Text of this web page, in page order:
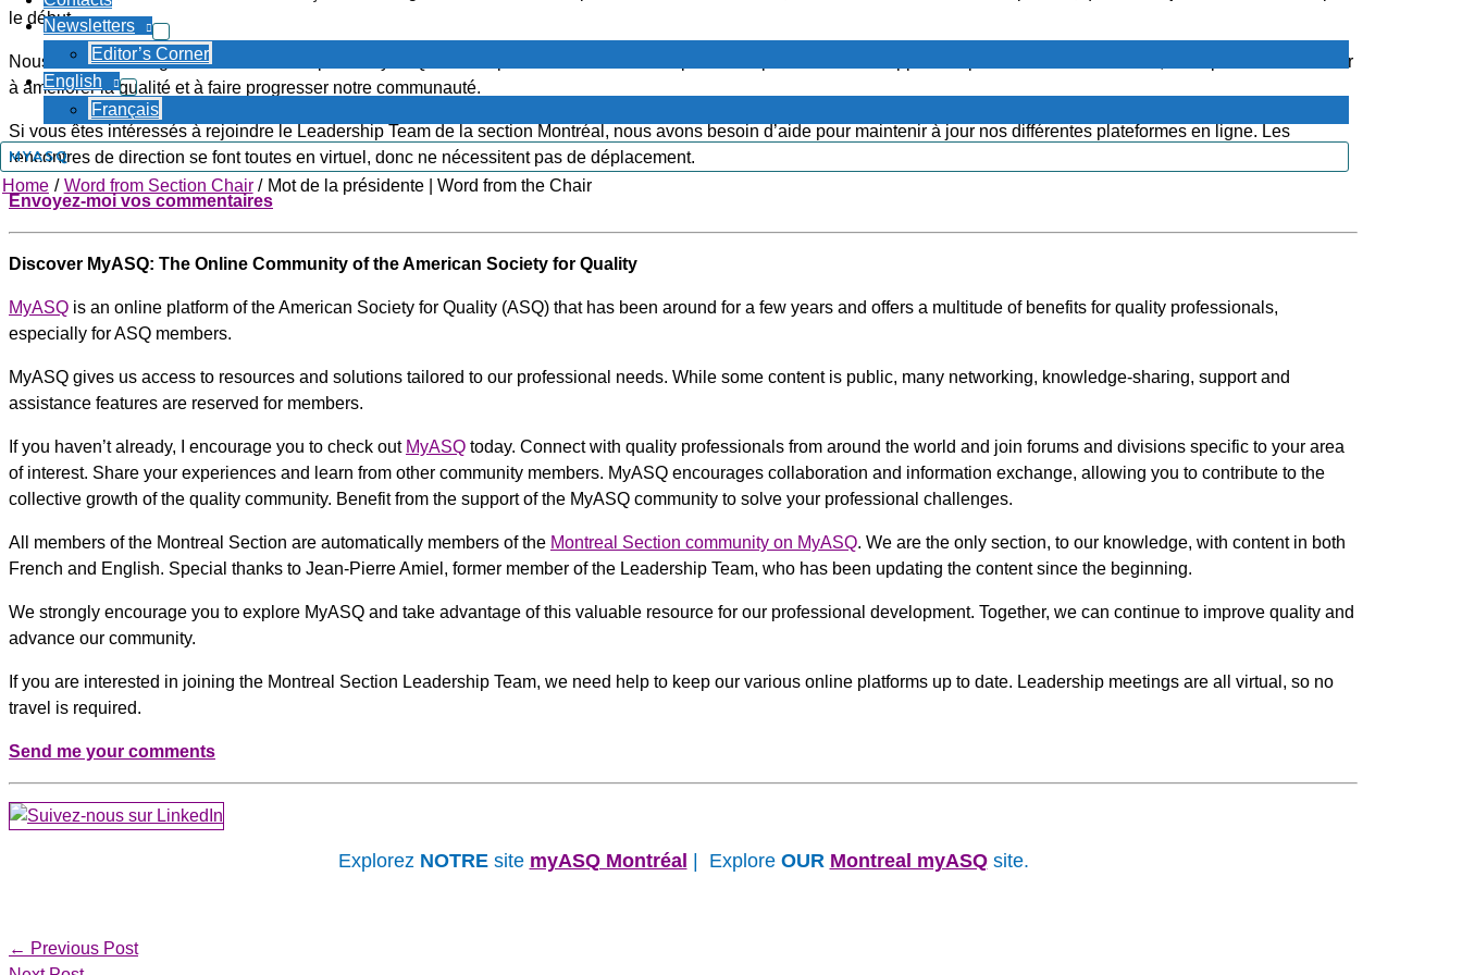
Newsletters
Editor’s Corner
English
Français
MYASQ
Home Word from Section Chair Mot de la présidente | Word from the Chair
le début.
Nous vous encourageons vivement à explorer MyASQ et à tirer parti de cette ressource précieuse pour notre développement professionnel. Ensemble, nous pouvons continuer
à améliorer la qualité et à faire progresser notre communauté.
Si vous êtes intéressés à rejoindre le Leadership Team de la section Montréal, nous avons besoin d’aide pour maintenir à jour nos différentes plateformes en ligne. Les
rencontres de direction se font toutes en virtuel, donc ne nécessitent pas de déplacement.
Envoyez-moi vos commentaires
Discover MyASQ: The Online Community of the American Society for Quality
MyASQ is an online platform of the American Society for Quality (ASQ) that has been around for a few years and offers a multitude of benefits for quality professionals,
especially for ASQ members.
MyASQ gives us access to resources and solutions tailored to our professional needs. While some content is public, many networking, knowledge-sharing, support and
assistance features are reserved for members.
If you haven’t already, I encourage you to check out MyASQ today. Connect with quality professionals from around the world and join forums and divisions specific to your area
of interest. Share your experiences and learn from other community members. MyASQ encourages collaboration and information exchange, allowing you to contribute to the
collective growth of the quality community. Benefit from the support of the MyASQ community to solve your professional challenges.
All members of the Montreal Section are automatically members of the Montreal Section community on MyASQ. We are the only section, to our knowledge, with content in both
French and English. Special thanks to Jean-Pierre Amiel, former member of the Leadership Team, who has been updating the content since the beginning.
We strongly encourage you to explore MyASQ and take advantage of this valuable resource for our professional development. Together, we can continue to improve quality and
advance our community.
If you are interested in joining the Montreal Section Leadership Team, we need help to keep our various online platforms up to date. Leadership meetings are all virtual, so no
travel is required.
Send me your comments
Explorez NOTREsite myASQ Montréal | Explore OUR Montreal myASQsite.
← Previous Post